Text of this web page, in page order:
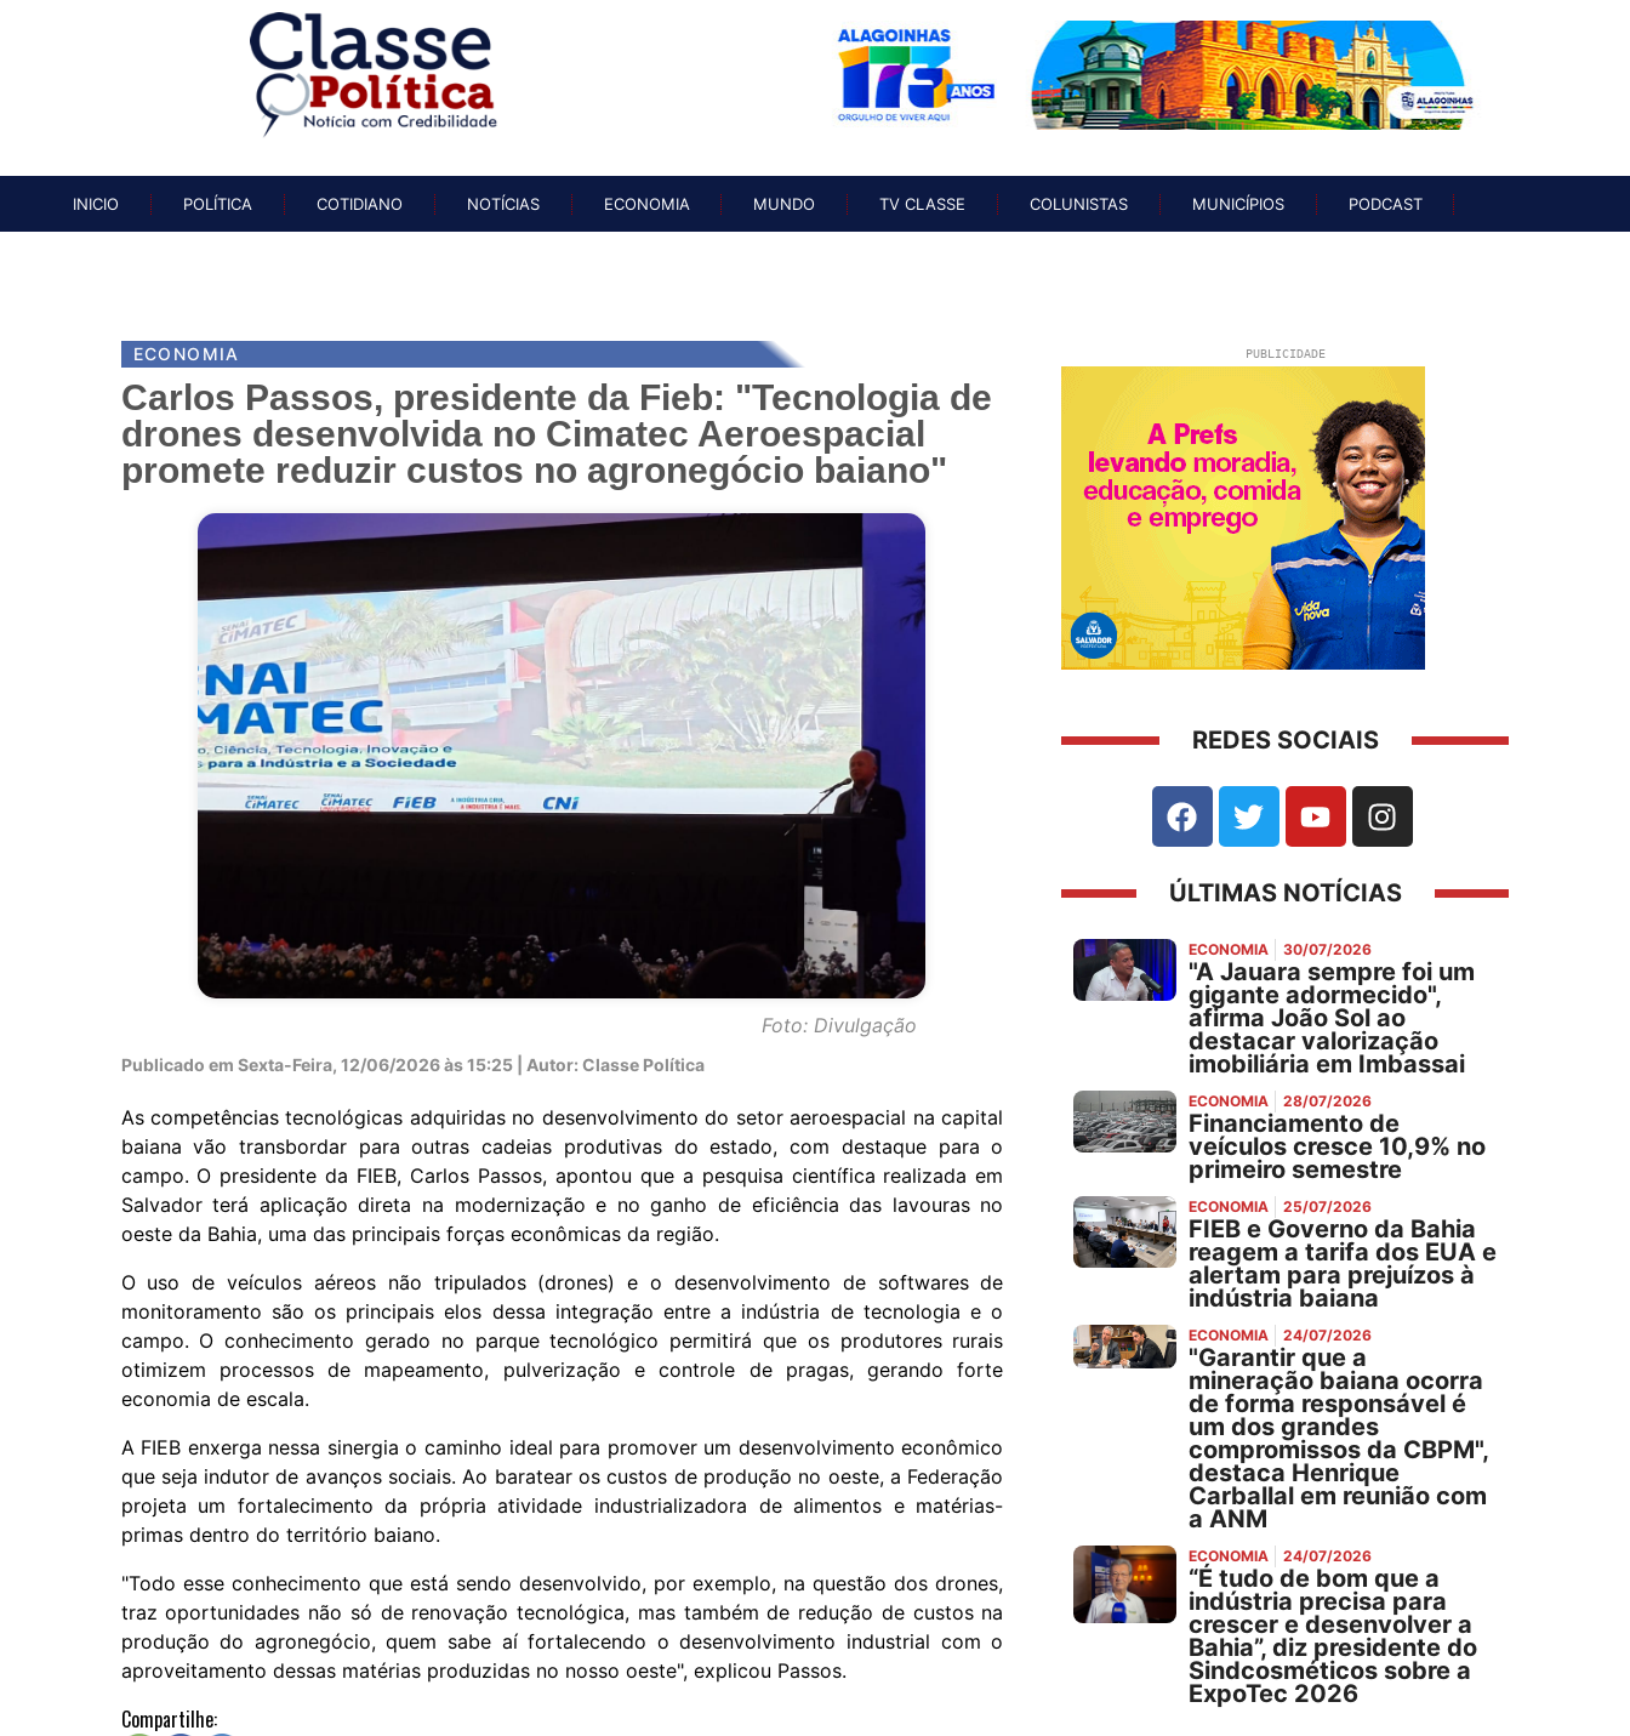
INICIO
POLÍTICA COTIDIANO NOTÍCIAS ECONOMIA MUNDO TV CLASSE COLUNISTAS MUNICÍPIOS PODCAST
ECONOMIA
Carlos Passos, presidente da Fieb: "Tecnologia de
drones desenvolvida no Cimatec Aeroespacial
promete reduzir custos no agronegócio baiano"
Foto: Divulgação
Publicado em Sexta-Feira, 12/06/2026 às 15:25 | Autor: Classe Política
As competências tecnológicas adquiridas no desenvolvimento do setor aeroespacial na capital
baiana vão transbordar para outras cadeias produtivas do estado, com destaque para o
campo. O presidente da FIEB, Carlos Passos, apontou que a pesquisa científica realizada em
Salvador terá aplicação direta na modernização e no ganho de eficiência das lavouras no
oeste da Bahia, uma das principais forças econômicas da região.
O uso de veículos aéreos não tripulados (drones) e o desenvolvimento de softwares de
monitoramento são os principais elos dessa integração entre a indústria de tecnologia e o
campo. O conhecimento gerado no parque tecnológico permitirá que os produtores rurais
otimizem processos de mapeamento, pulverização e controle de pragas, gerando forte
economia de escala.
A FIEB enxerga nessa sinergia o caminho ideal para promover um desenvolvimento econômico
que seja indutor de avanços sociais. Ao baratear os custos de produção no oeste, a Federação
projeta um fortalecimento da própria atividade industrializadora de alimentos e matérias-
primas dentro do território baiano.
"Todo esse conhecimento que está sendo desenvolvido, por exemplo, na questão dos drones,
traz oportunidades não só de renovação tecnológica, mas também de redução de custos na
produção do agronegócio, quem sabe aí fortalecendo o desenvolvimento industrial com o
aproveitamento dessas matérias produzidas no nosso oeste", explicou Passos.
Compartilhe:
PUBLICIDADE
REDES SOCIAIS
ÚLTIMAS NOTÍCIAS
ECONOMIA 30/07/2026
"A Jauara sempre foi um
gigante adormecido",
afirma João Sol ao
destacar valorização
imobiliária em Imbassai
ECONOMIA 28/07/2026
Financiamento de
veículos cresce 10,9% no
primeiro semestre
ECONOMIA 25/07/2026
FIEB e Governo da Bahia
reagem a tarifa dos EUA e
alertam para prejuízos à
indústria baiana
ECONOMIA 24/07/2026
"Garantir que a
mineração baiana ocorra
de forma responsável é
um dos grandes
compromissos da CBPM",
destaca Henrique
Carballal em reunião com
a ANM
ECONOMIA 24/07/2026
“É tudo de bom que a
indústria precisa para
crescer e desenvolver a
Bahia”, diz presidente do
Sindcosméticos sobre a
ExpoTec 2026